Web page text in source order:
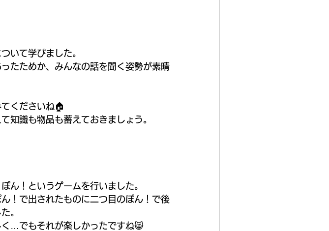
いて学びました。
たためか、みんなの話を聞く姿勢が素晴
くださいね🏠
知識も物品も蓄えておきましょう。
ん！というゲームを行いました。
！で出されたものに二つ目のぽん！で後
。
…でもそれが楽しかったですね😸